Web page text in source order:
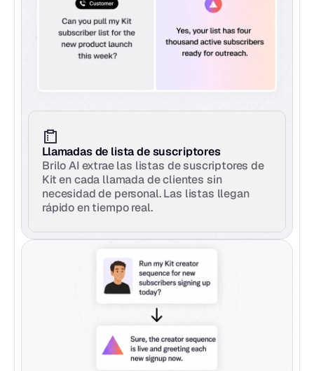
Llamadas de lista de suscriptores
Brilo AI extrae las listas de suscriptores de
Kit en cada llamada de clientes sin
necesidad de personal. Las listas llegan
rápido en tiempo real.